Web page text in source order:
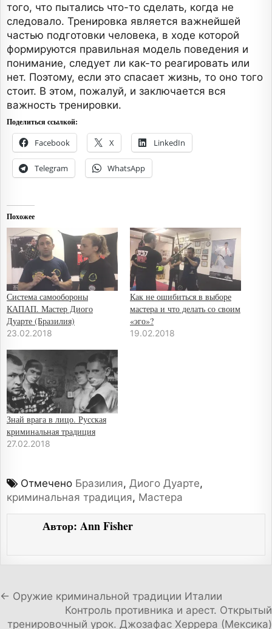
того, что пытались что-то сделать, когда не
следовало. Тренировка является важнейшей
частью подготовки человека, в ходе которой
формируются правильная модель поведения и
понимание, следует ли как-то реагировать или
нет. Поэтому, если это спасает жизнь, то оно того
стоит. В этом, пожалуй, и заключается вся
важность тренировки.
Поделиться ссылкой:
Facebook X LinkedIn
Telegram WhatsApp
Похожее
Система самообороны
КАПАП. Мастер Диого
Дуарте (Бразилия)
23.02.2018
Как не ошибиться в выборе
мастера и что делать со своим
«эго»?
19.02.2018
Знай врага в лицо. Русская
криминальная традиция
27.02.2018
Отмечено Бразилия, Диого Дуарте,
криминальная традиция, Мастера
Автор:Ann Fisher
Навигация по записям
← Оружие криминальной традиции Италии
Контроль противника и арест. Открытый
тренировочный урок. Джозафас Херрера (Мексика)